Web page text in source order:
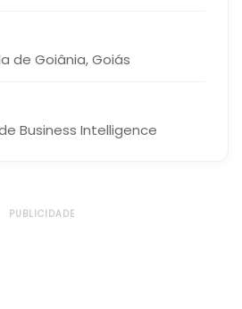
de Goiânia,Goiás
Business Intelligence
PUBLICIDADE